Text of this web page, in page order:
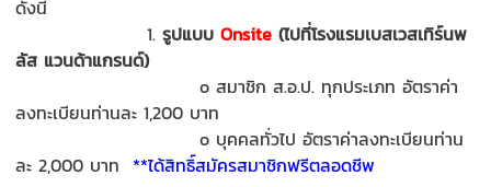
ดังนี้
1.รูปแบบOnsite (ไปที่โรงแรมเบสเวสเทิร์นพ
ลัส แวนด้าแกรนด์)
o สมาชิก ส.อ.ป. ทุกประเภท อัตราค่า
ลงทะเบียนท่านละ 1,200 บาท
o บุคคลทั่วไป อัตราค่าลงทะเบียนท่าน
ละ 2,000 บาท **ได้สิทธิ์สมัครสมาชิกฟรีตลอดชีพ